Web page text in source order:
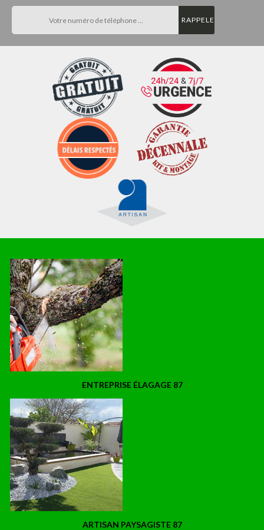
ENTREPRISE ÉLAGAGE 87
ARTISAN PAYSAGISTE 87